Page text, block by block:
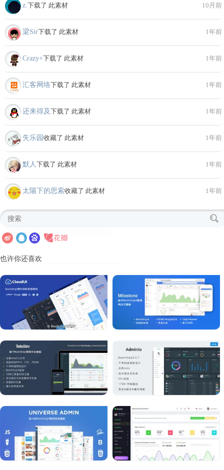
z. 下载了 此素材 10月前
梁Sir下载了 此素材 1年前
Crazy+下载了 此素材 1年前
汇客网络下载了 此素材 1年前
还来得及下载了 此素材 1年前
失乐园 收藏了 此素材 1年前
默人 下载了 此素材 1年前
太陽下的思索收藏了 此素材 1年前
也许你还喜欢